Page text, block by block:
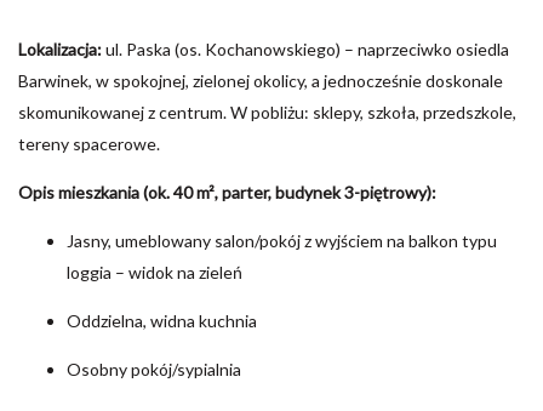
Lokalizacja:ul. Paska (os. Kochanowskiego) – naprzeciwko osiedla
Barwinek, w spokojnej, zielonej okolicy, a jednocześnie doskonale
skomunikowanej z centrum. W pobliżu: sklepy, szkoła, przedszkole,
tereny spacerowe.
Opis mieszkania (ok. 40 m², parter, budynek 3-piętrowy):
Jasny, umeblowany salon/pokój z wyjściem na balkon typu
loggia – widok na zieleń
Oddzielna, widna kuchnia
Osobny pokój/sypialnia